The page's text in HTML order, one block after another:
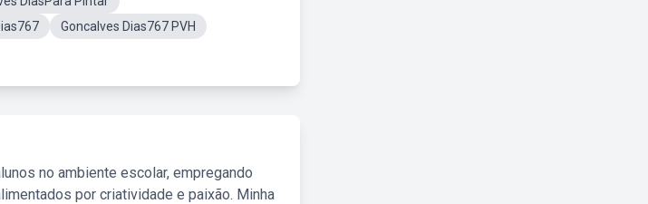
Goncalves Dias767 PVH
no ambiente escolar, empregando
por criatividade e paixão. Minha